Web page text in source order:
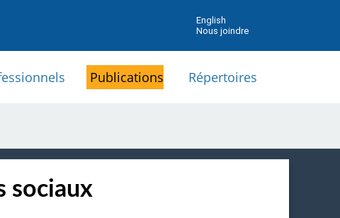
English
Nous joindre
Publications Répertoires
sociaux